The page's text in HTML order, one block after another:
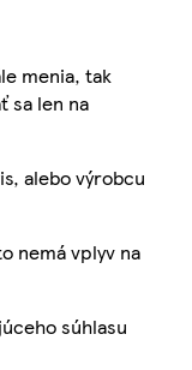
menia, tak
sa len na
alebo výrobcu
nemá vplyv na
súhlasu